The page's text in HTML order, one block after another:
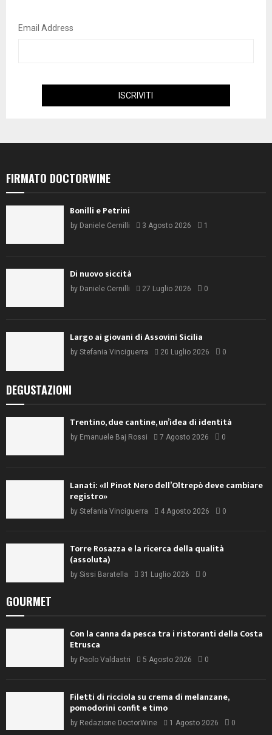
Email Address
FIRMATO DOCTORWINE
Bonilli e Petrini
by Daniele Cernilli 3 Agosto 2026 1
Di nuovo siccità
by Daniele Cernilli 27 Luglio 2026 0
Largo ai giovani di Assovini Sicilia
by Stefania Vinciguerra 20 Luglio 2026 0
DEGUSTAZIONI
Trentino, due cantine, un’idea di identità
by Emanuele Baj Rossi 7 Agosto 2026 0
Lanati: «Il Pinot Nero dell’Oltrepò deve cambiare
registro»
by Stefania Vinciguerra 4 Agosto 2026 0
Torre Rosazza e la ricerca della qualità
(assoluta)
by Sissi Baratella 31 Luglio 2026 0
GOURMET
Con la canna da pesca tra i ristoranti della Costa
Etrusca
by Paolo Valdastri 5 Agosto 2026 0
Filetti di ricciola su crema di melanzane,
pomodorini confit e timo
by Redazione DoctorWine 1 Agosto 2026 0